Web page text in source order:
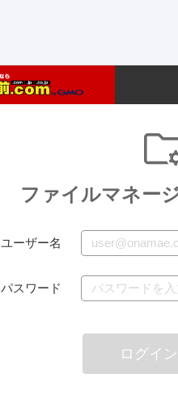
ファイルマネー
ユーザー名
パスワード
ログイ